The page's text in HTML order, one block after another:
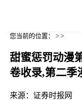
您当前的位置： > >
甜蜜惩罚动漫
卷收录,第二季
来源： 证券时报网